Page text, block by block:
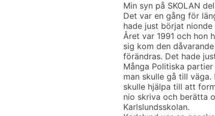
Min syn på SKOLAN del
Det var en gång för
hade just börjat
Året var 1991 och hon
sig kom den
förändras. Det hade
Många Politiska
man skulle gå till
skulle hjälpa till att
nio skriva och berätta
Karlslundsskolan.